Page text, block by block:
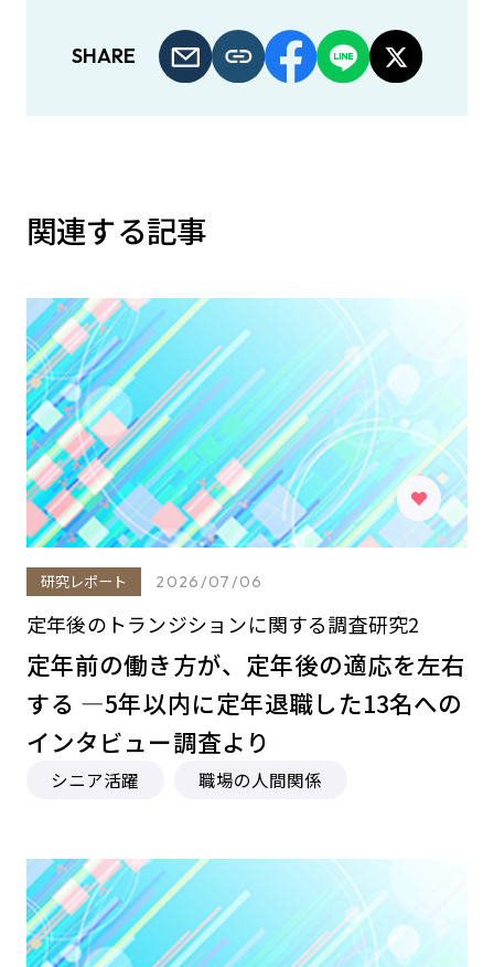
SHARE
関連する記事
研究レポート 2026/07/06
定年後のトランジションに関する調査研究2
定年前の働き方が、定年後の適応を左右
する ―5年以内に定年退職した13名への
インタビュー調査より
シニア活躍 職場の人間関係